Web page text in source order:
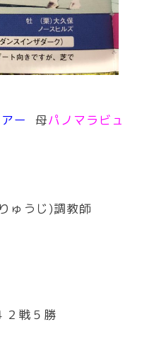
ー 母パノマラビュ
ゅうじ)調教師
戦５勝